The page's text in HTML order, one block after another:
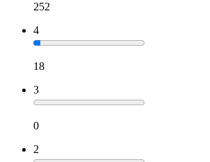
252
4
18
3
0
2